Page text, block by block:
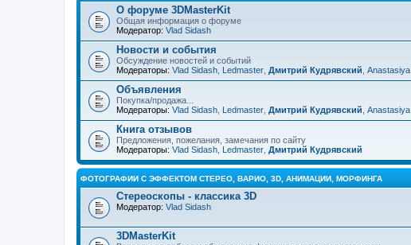
О форуме 3DMasterKit
Общая информация о форуме
Модератор: Vlad Sidash
Новости и события
Обсуждение новостей и событий
Модераторы: Vlad Sidash Ledmaster Дмитрий Кудрявский Anastasiya
Объявления
Покупка/продажа...
Модераторы: Vlad Sidash Ledmaster Дмитрий Кудрявский Anastasiya
Книга отзывов
Предложения, пожелания, замечания по сайту
Модераторы: Vlad Sidash Ledmaster Дмитрий Кудрявский
ФОТОГРАФИИ С ЭФФЕКТОМ СТЕРЕО, ВАРИО, 3D, АНИМАЦИИ, МОРФИНГА
Стереоскопы - классика 3D
Модератор: Vlad Sidash
3DMasterKit